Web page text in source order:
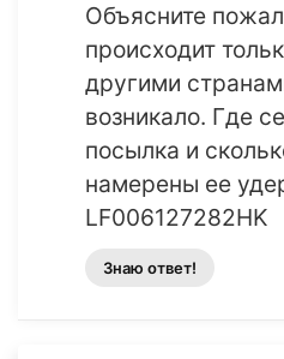
Объясните
происходит
другими
возникало. Где
посылка и
намерены ее
LF006127282HK
Знаю ответ!